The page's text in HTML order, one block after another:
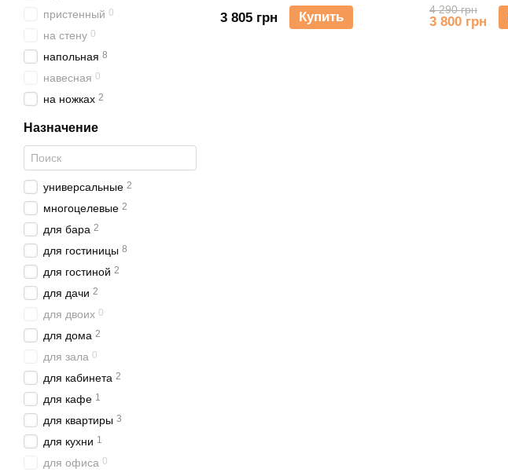
3 805 грн Купить 4 290 грн
3 800 грн
пристенный 0
на стену 0
напольная 8
навесная 0
на ножках 2
Назначение
универсальные 2
многоцелевые 2
для бара 2
для гостиницы 8
для гостиной 2
для дачи 2
для двоих 0
для дома 2
для зала 0
для кабинета 2
для кафе 1
для квартиры 3
для кухни 1
для офиса 0